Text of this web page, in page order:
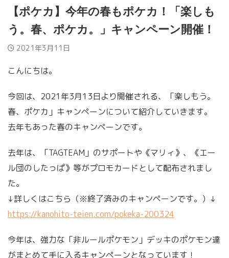
【ポケカ】今年の春もポケカ！「楽しも
う。春、ポケカ。」キャンペーン開催！
2021年3月11日
こんにちは。
今回は、2021年3月13日より開催される、「楽しもう。
春、ポケカ」キャンペーンについて紹介していきます。
去年もあった春のキャンペーンです。
去年は、「TAGTEAM」のサポートや《マリィ》、《エー
ル団のしたっぱ》等がプロモカードとして配布されまし
た。
↓詳しくはこちら（※終了済みのキャンペーンです。）↓
https://kanohito-teien.com/pokeka-200324
今年は、強力な「非ルールポケモン」デッキのポケモン達
がまとめて手に入るキャンペーンとなっています！